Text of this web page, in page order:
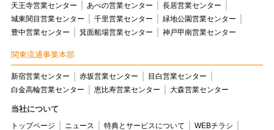
天王寺営業センター
あべの営業センター
長居営業センター
城東関目営業センター
千里営業センター
緑地公園営業センター
豊中営業センター
箕面船場営業センター 神戸甲南営業センター
関東流通事業本部
新宿営業センター 赤坂営業センター
目白営業センター
白金高輪営業センター
恵比寿営業センター 大森営業センター
当社について
トップページ ニュース 特典とサービスについて
WEBチラシ